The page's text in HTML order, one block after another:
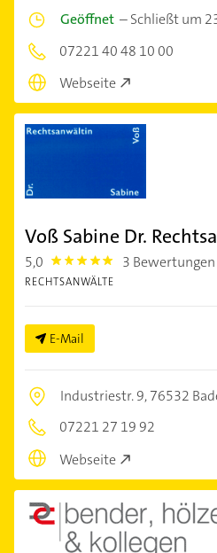
Geöffnet –Schließt um
07221 40 48 10 00
Webseite
Voß Sabine Dr.
5,0 5.0 3 Bewertungen
RECHTSANWÄLTE
E-Mail
Industriestr. 9,76532
07221 27 19 92
Webseite